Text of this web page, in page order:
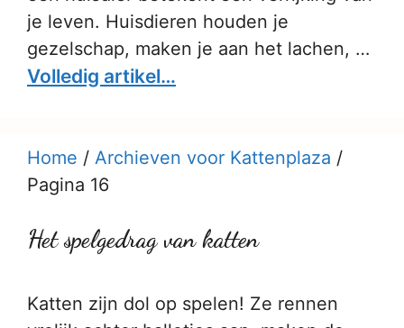
je leven. Huisdieren houden je
gezelschap, maken je aan het lachen, …
Volledig artikel…
Home / Archieven voor Kattenplaza /
Pagina 16
Het spelgedrag van katten
Katten zijn dol op spelen! Ze rennen